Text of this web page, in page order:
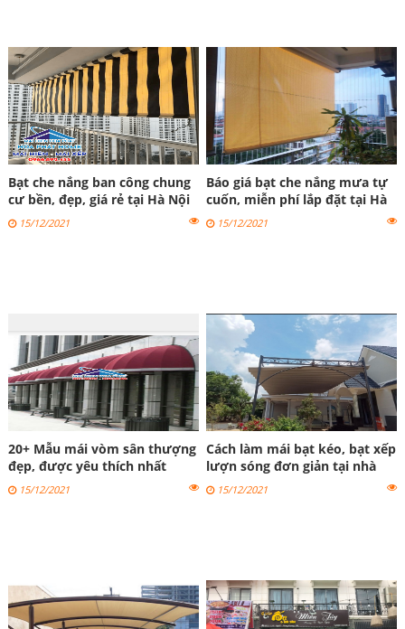
Bạt che nắng ban công chung
cư bền, đẹp, giá rẻ tại Hà Nội
15/12/2021
Báo giá bạt che nắng mưa tự
cuốn, miễn phí lắp đặt tại Hà
Nội15/12/2021
20+ Mẫu mái vòm sân thượng
đẹp, được yêu thích nhất
202315/12/2021
Cách làm mái bạt kéo, bạt xếp
lượn sóng đơn giản tại nhà
15/12/2021